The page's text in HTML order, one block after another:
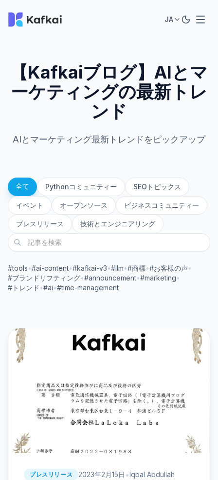
JA
【Kafkaiブログ】AIとマ
ーケティングの最新トレ
ンド
AIとマーケティング最新トレンドをピックアップ
全て Pythonコミュニティー SEOトピックス
イベント オープンソース ビジネスコミュニティー
プレスリリース 技術とエンジニアリング
#tools•#ai-content•#kafkai-v3•#llm•#商標•#お客様の声•
#ブランドリフティング•#announcement•#marketing•
#トレンド •#ai•#time-management
プレスリリース 2023年2月15日 •Iqbal Abdullah